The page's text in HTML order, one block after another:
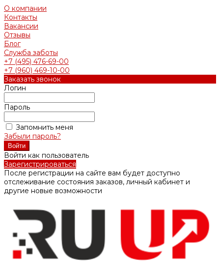
О компании
Контакты
Вакансии
Отзывы
Блог
Служба заботы
+7 (495) 476-69-00
+7 (960) 469-10-00
Заказать звонок
Логин
Пароль
Запомнить меня
Забыли пароль?
Войти как пользователь
Зарегистрироваться
После регистрации на сайте вам будет доступно
отслеживание состояния заказов, личный кабинет и
другие новые возможности